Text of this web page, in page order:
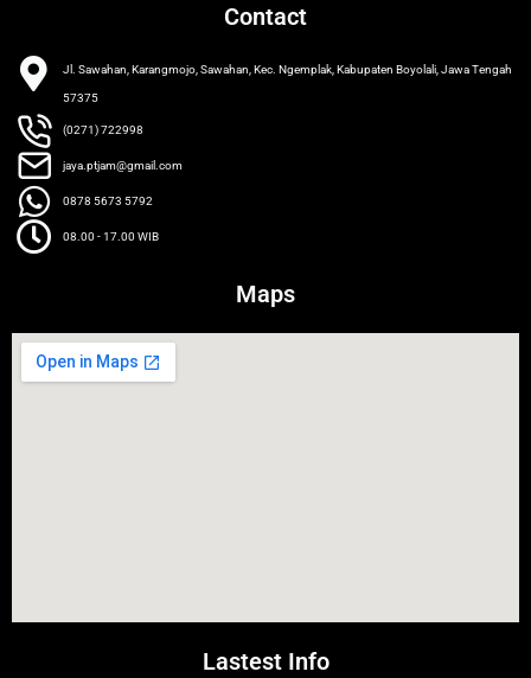
Contact
Jl. Sawahan, Karangmojo, Sawahan, Kec. Ngemplak, Kabupaten Boyolali, Jawa Tengah
57375
(0271) 722998
jaya.ptjam@gmail.com
0878 5673 5792
08.00 - 17.00 WIB
Maps
Lastest Info